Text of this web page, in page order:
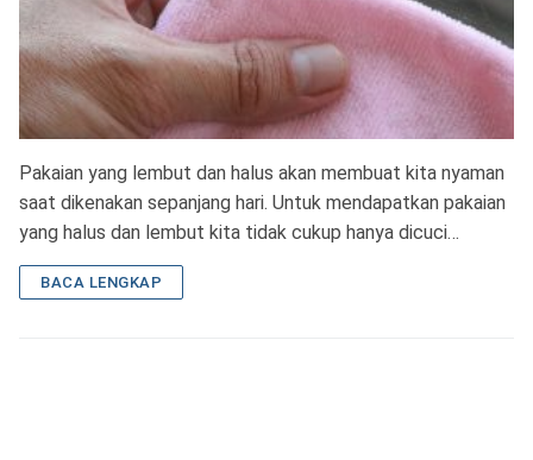
Pakaian yang lembut dan halus akan membuat kita nyaman
saat dikenakan sepanjang hari. Untuk mendapatkan pakaian
yang halus dan lembut kita tidak cukup hanya dicuci…
BACA LENGKAP